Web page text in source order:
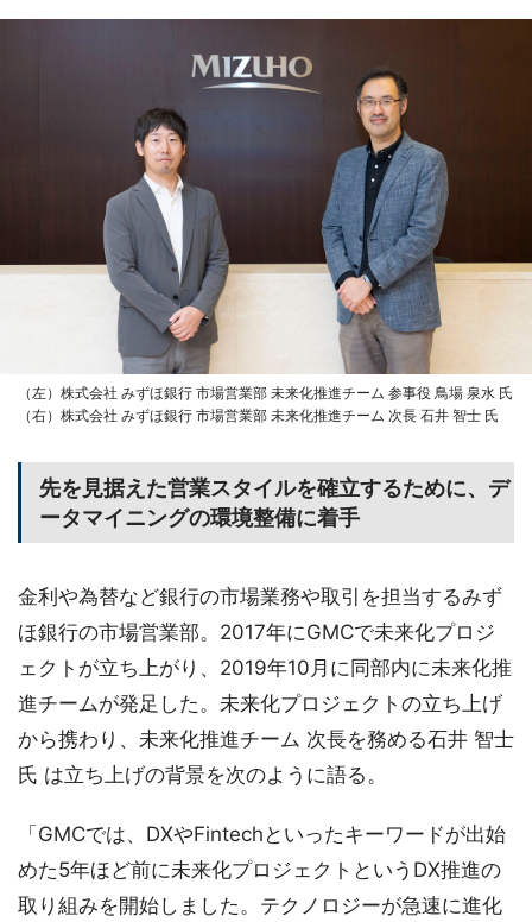
（左）株式会社 みずほ銀行 市場営業部 未来化推進チーム 参事役 鳥場 泉水 氏
（右）株式会社 みずほ銀行 市場営業部 未来化推進チーム 次長 石井 智士 氏
先を見据えた営業スタイルを確立するために、デ
ータマイニングの環境整備に着手
金利や為替など銀行の市場業務や取引を担当するみず
ほ銀行の市場営業部。2017年にGMCで未来化プロジ
ェクトが立ち上がり、2019年10月に同部内に未来化推
進チームが発足した。未来化プロジェクトの立ち上げ
から携わり、未来化推進チーム 次長を務める石井 智士
氏 は立ち上げの背景を次のように語る。
「GMCでは、DXやFintechといったキーワードが出始
めた5年ほど前に未来化プロジェクトというDX推進の
取り組みを開始しました。テクノロジーが急速に進化